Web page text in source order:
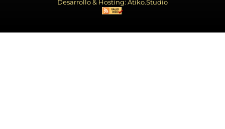
Desarrollo & Hosting: Atiko.Studio